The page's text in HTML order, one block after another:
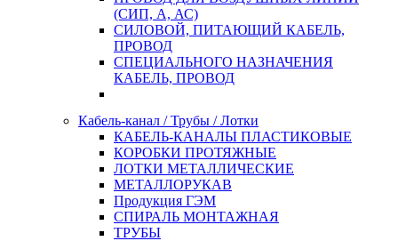
(СИП, А, АС)
СИЛОВОЙ, ПИТАЮЩИЙ КАБЕЛЬ,
ПРОВОД
СПЕЦИАЛЬНОГО НАЗНАЧЕНИЯ
КАБЕЛЬ, ПРОВОД
Кабель-канал / Трубы / Лотки
КАБЕЛЬ-КАНАЛЫ ПЛАСТИКОВЫЕ
КОРОБКИ ПРОТЯЖНЫЕ
ЛОТКИ МЕТАЛЛИЧЕСКИЕ
МЕТАЛЛОРУКАВ
Продукция ГЭМ
СПИРАЛЬ МОНТАЖНАЯ
ТРУБЫ